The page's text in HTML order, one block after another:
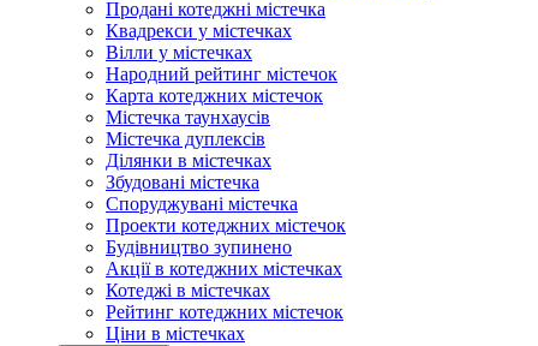
Продані котеджні містечка
Квадрекси у містечках
Вілли у містечках
Народний рейтинг містечок
Карта котеджних містечок
Містечка таунхаусів
Містечка дуплексів
Ділянки в містечках
Збудовані містечка
Споруджувані містечка
Проекти котеджних містечок
Будівництво зупинено
Акції в котеджних містечках
Котеджі в містечках
Рейтинг котеджних містечок
Ціни в містечках